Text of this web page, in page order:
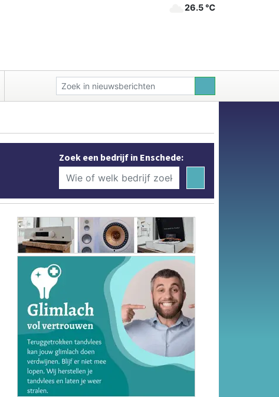
26.5 ℃
Zoek een bedrijf in Enschede: